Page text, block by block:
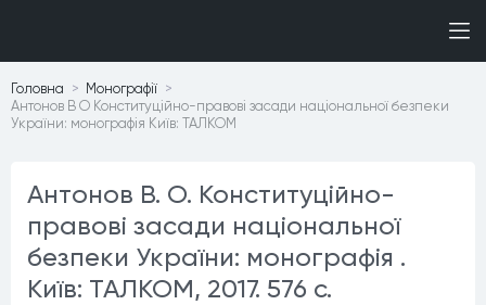
Головна
Монографiї
Антонов В О Конституційно-правові засади національної безпеки
України: монографія Київ: ТАЛКОМ
Антонов В. О. Конституційно-
правові засади національної
безпеки України: монографія .
Київ: ТАЛКОМ, 2017. 576 с.